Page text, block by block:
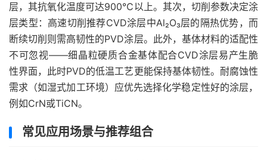
层，其抗氧化温度可达900℃以上。其次，切削参数决定涂
层类型：高速切削推荐CVD涂层中Al₂O₃层的隔热优势，而
断续切削则需高韧性的PVD涂层。此外，基体材料的适配性
不可忽视——细晶粒硬质合金基体配合CVD涂层易产生脆
性界面，此时PVD的低温工艺更能保持基体韧性。耐腐蚀性
需求（如湿式加工环境）应优先选择化学稳定性好的涂层，
例如CrN或TiCN。
常见应用场景与推荐组合